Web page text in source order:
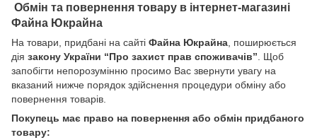
Обмін та повернення товару в інтернет-магазині
Файна Юкрайна
На товари, придбані на сайті Файна Юкрайна, поширюється
дія закону України “Про захист прав споживачів”. Щоб
запобігти непорозумінню просимо Вас звернути увагу на
вказаний нижче порядок здійснення процедури обміну або
повернення товарів.
Покупець має право на повернення або обмін придбаного
товару: